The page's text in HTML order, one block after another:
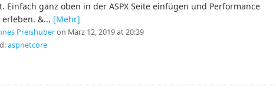
Einfach ganz oben in der ASPX Seite einfügen und Performance
erleben. &... [Mehr]
Preishuberon März 12, 2019 at 20:39
aspnetcore